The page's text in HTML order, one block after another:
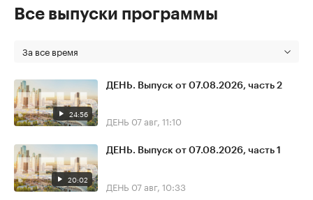
Все выпуски программы
За все время
24:56
ДЕНЬ. Выпуск от 07.08.2026, часть 2
ДЕНЬ 07 авг, 11:10
20:02
ДЕНЬ. Выпуск от 07.08.2026, часть 1
ДЕНЬ 07 авг, 10:33